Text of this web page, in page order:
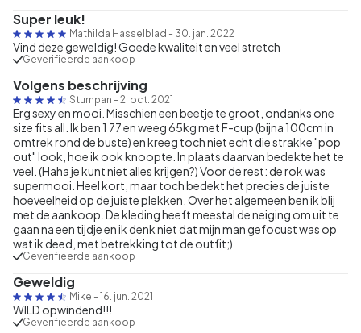
Super leuk!
Mathilda Hasselblad - 30. jan. 2022
Vind deze geweldig! Goede kwaliteit en veel stretch
Geverifieerde aankoop
Volgens beschrijving
Stumpan - 2. oct. 2021
Erg sexy en mooi. Misschien een beetje te groot, ondanks one
size fits all. Ik ben 1 77 en weeg 65kg met F-cup (bijna 100cm in
omtrek rond de buste) en kreeg toch niet echt die strakke "pop
out" look, hoe ik ook knoopte. In plaats daarvan bedekte het te
veel. (Haha je kunt niet alles krijgen?) Voor de rest: de rok was
supermooi. Heel kort, maar toch bedekt het precies de juiste
hoeveelheid op de juiste plekken. Over het algemeen ben ik blij
met de aankoop. De kleding heeft meestal de neiging om uit te
gaan na een tijdje en ik denk niet dat mijn man gefocust was op
wat ik deed, met betrekking tot de outfit;)
Geverifieerde aankoop
Geweldig
Mike - 16. jun. 2021
WILD opwindend!!!
Geverifieerde aankoop